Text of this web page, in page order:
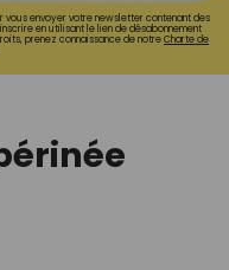
vous envoyer votre newsletter contenant des
en utilisant le lien de désabonnement
prenez connaissance de notreCharte de